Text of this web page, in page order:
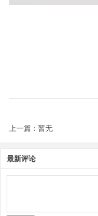
上一篇：暂无
最新评论